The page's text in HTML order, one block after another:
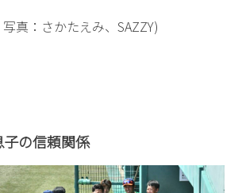
真：さかたえみ、SAZZY)
の信頼関係